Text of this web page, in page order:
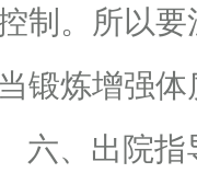
制。所以
当锻炼增强
六、出院指